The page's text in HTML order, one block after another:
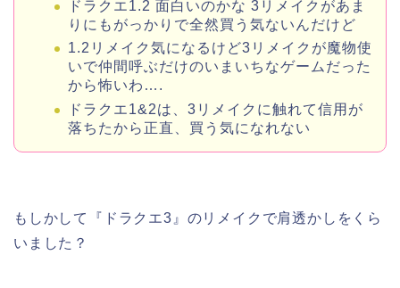
ドラクエ1.2 面白いのかな 3リメイクがあま
りにもがっかりで全然買う気ないんだけど
1.2リメイク気になるけど3リメイクが魔物使
いで仲間呼ぶだけのいまいちなゲームだった
から怖いわ….
ドラクエ1&2は、3リメイクに触れて信用が
落ちたから正直、買う気になれない
もしかして『ドラクエ3』のリメイクで肩透かしをくら
いました？